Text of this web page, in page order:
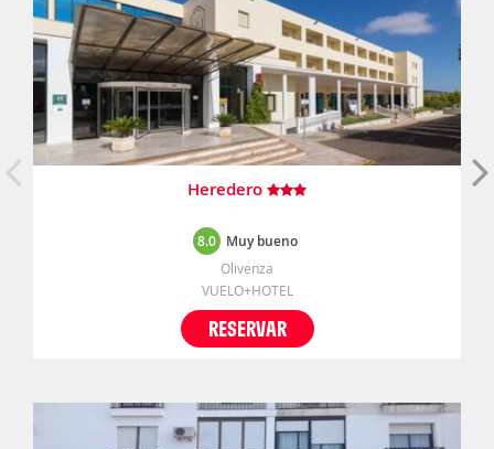
Heredero
8.0 Muy bueno
Olivenza
VUELO+HOTEL
RESERVAR